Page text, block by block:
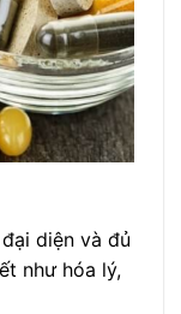
diện và đủ
như hóa lý,